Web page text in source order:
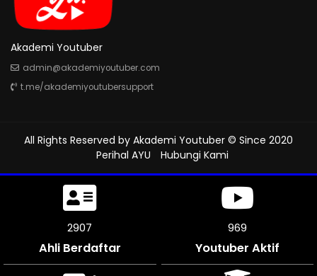
Akademi Youtuber
admin@akademiyoutuber.com
t.me/akademiyoutubersupport
All Rights Reserved by Akademi Youtuber © Since 2020
Perihal AYU
Hubungi Kami
3366
Ahli Berdaftar
1122
Youtuber Aktif